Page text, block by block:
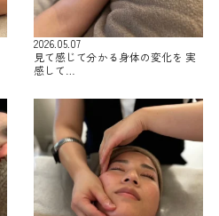
2026.05.07
見て感じて分かる身体の変化を 実
感して…